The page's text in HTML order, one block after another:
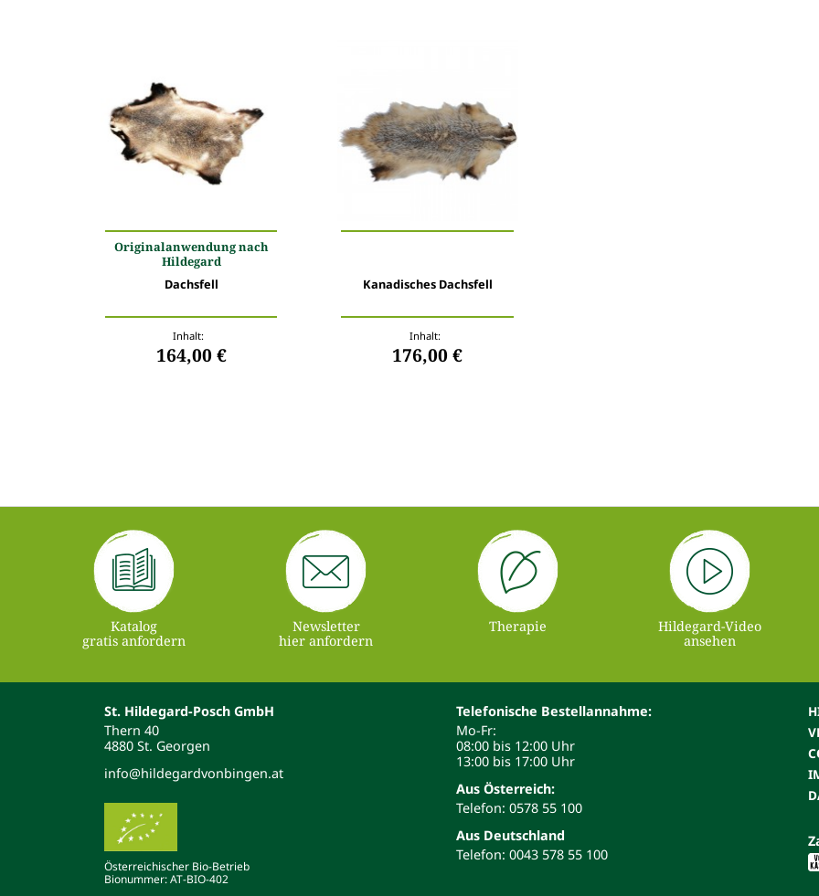
Originalanwendung nach
Hildegard
Dachsfell
Inhalt:
164,00 €
Kanadisches Dachsfell
Inhalt:
176,00 €
Katalog
gratis anfordern
Newsletter
hier anfordern
Therapie
Hildegard-Video
ansehen
St. Hildegard-Posch GmbH
Thern 40
4880 St. Georgen
info@hildegardvonbingen.at
Österreichischer Bio-Betrieb
Bionummer: AT-BIO-402
Telefonische Bestellannahme:
Mo-Fr:
08:00 bis 12:00 Uhr
13:00 bis 17:00 Uhr
Aus Österreich:
Telefon: 0578 55 100
Aus Deutschland
Telefon: 0043 578 55 100